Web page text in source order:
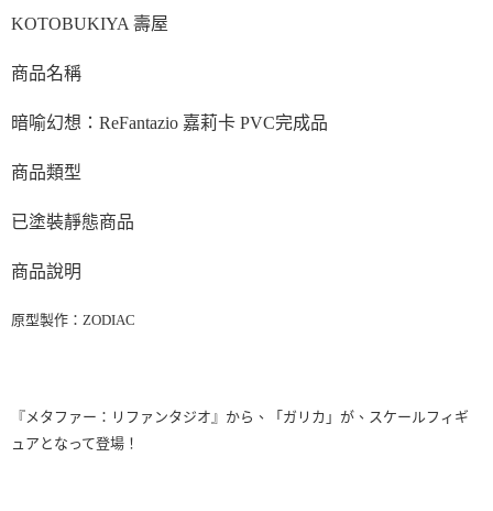
KOTOBUKIYA 壽屋
商品名稱
暗喻幻想：ReFantazio 嘉莉卡 PVC完成品
商品類型
已塗裝靜態商品
商品說明
原型製作：ZODIAC
『メタファー：リファンタジオ』から、「ガリカ」が、スケールフィギ
ュアとなって登場！